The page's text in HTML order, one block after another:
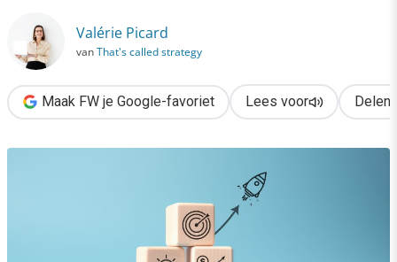
Valérie Picard
vanThat's called strategy
Maak FW je Google-favoriet Lees voor Delen